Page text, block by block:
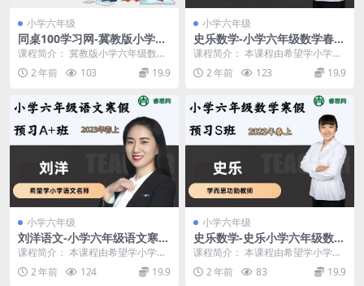
│ ├─ 049 .mp4 [107.55MB]
│ ├─ 050 .mp4 [127.35MB]
│ ├─ 051 .mp4 [142.36MB]
│ ├─ 052 .mp4 [147.02MB]
│ ├─ 053 .mp4 [179.67MB]
│ ├─ 054 .mp4 [113.27MB]
│ ├─ 055 .mp4 [147.17MB]
│ ├─ 056 .mp4 [192.50MB]
│ ├─ 057 .mp4 [145.17MB]
│ ├─ 2018-05-31_100357 .png [2.76MB]
├─ 同桌100六年级下册语文
小学六年级
同桌100学习网-冀教版小学数
学六年级下册同步课堂
课程简介： 冀教版小学六年级数学
下册课本同步网课教学视频全集，
由同桌100老师讲...
2 年前 103 19.9
小学六年级
史乐数学-小学六年级数学春季
正课S班(全国版)-2023年春下
课程简介： 本课程由希望学小学数
学名师史乐老师授课，14年资深教
学经验，学而思功...
2 年前 123 19.9
小学六年级
刘洋语文-小学六年级语文寒假
预习A+班(部编版)-2023年春
上
课程简介： 本课程由希望学小学语
文名师刘洋老师讲课，毕业于北京
大学。刘洋2023...
2 年前 124 19.9
小学六年级
史乐数学-史乐小学六年级数学
寒假预习S班(全国版)-2023年
春上
课程简介： 本课程由希望学小学数
学名师史乐老师授课，14年资深教
学经验，学而思功...
2 年前 83 19.9